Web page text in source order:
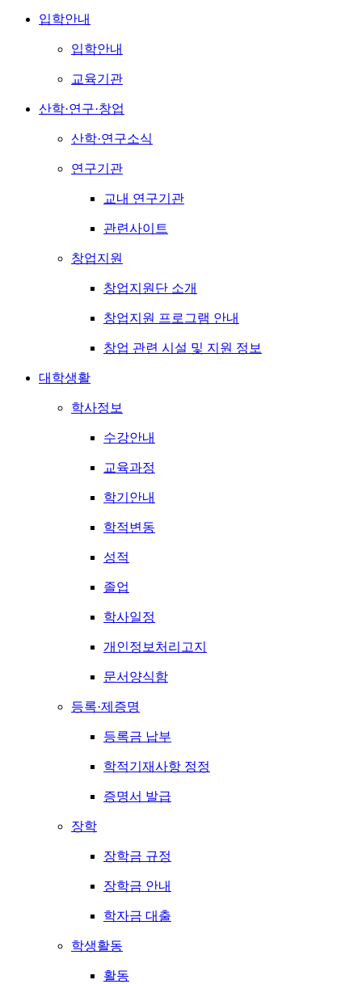
입학안내
입학안내
교육기관
산학·연구·창업
산학·연구소식
연구기관
교내 연구기관
관련사이트
창업지원
창업지원단 소개
창업지원 프로그램 안내
창업 관련 시설 및 지원 정보
대학생활
학사정보
수강안내
교육과정
학기안내
학적변동
성적
졸업
학사일정
개인정보처리고지
문서양식함
등록·제증명
등록금 납부
학적기재사항 정정
증명서 발급
장학
장학금 규정
장학금 안내
학자금 대출
학생활동
활동